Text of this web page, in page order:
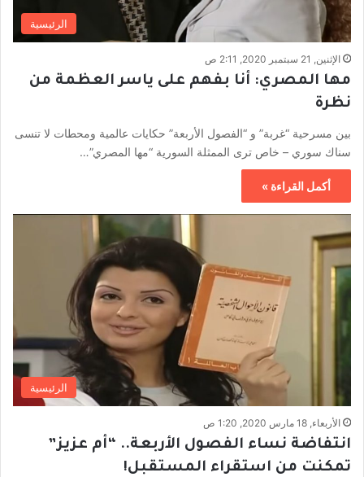
الرئيسية
الإثنين, 21 سبتمبر 2020, 2:11 ص
مها المصري: أنا بفهم على ياسر العظمة من
نظرة
بين مسرحية “غربة” و “الفصول الأربعة” حكايات عالمية ومحطات لا تنسى
سناك سوري – خاص ترى الممثلة السورية “مها المصري”…
أكمل القراءة »
الرئيسية
الأربعاء, 18 مارس 2020, 1:20 ص
انتفاضة نساء الفصول الأربعة.. “أم عزيز”
تمكنت من استقراء المستقبل!